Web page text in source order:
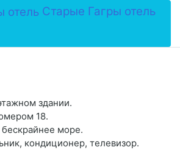
Старые Гагры отель
здании.
18.
море.
кондиционер, телевизор.